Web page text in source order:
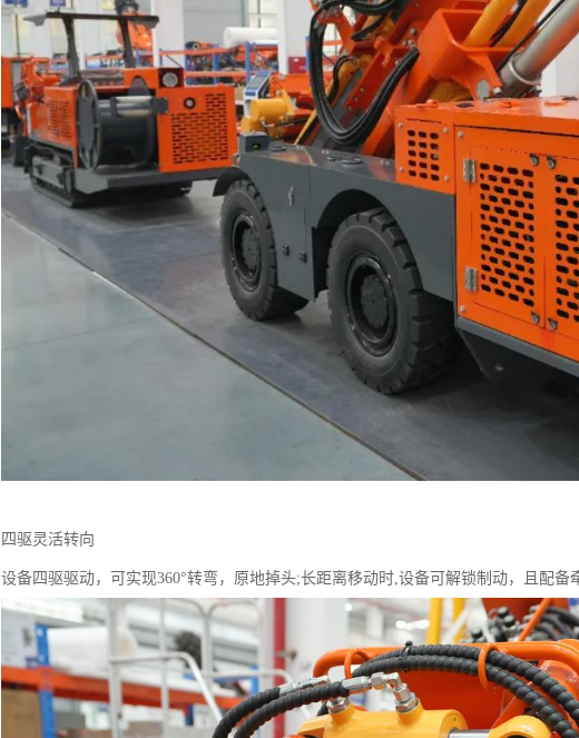
四驱灵活转向
设备四驱驱动，可实现360°转弯，原地掉头;长距离移动时,设备可解锁制动，且配备